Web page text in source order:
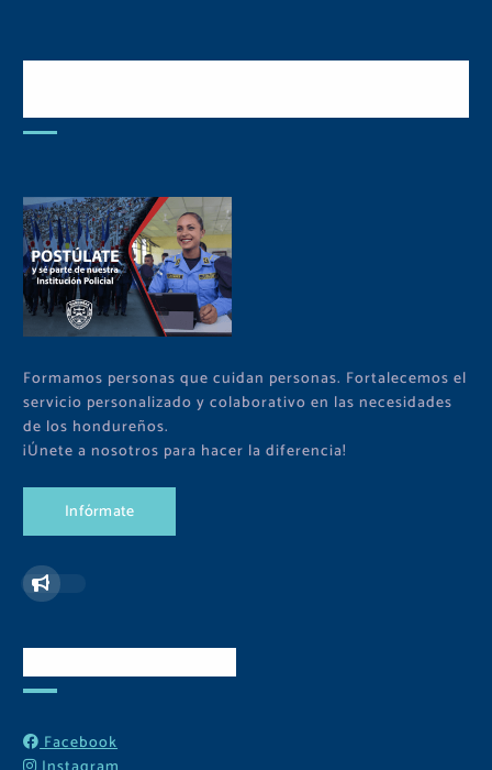
Formamos personas que cuidan personas. Fortalecemos el
servicio personalizado y colaborativo en las necesidades
de los hondureños.
¡Únete a nosotros para hacer la diferencia!
Infórmate
Facebook